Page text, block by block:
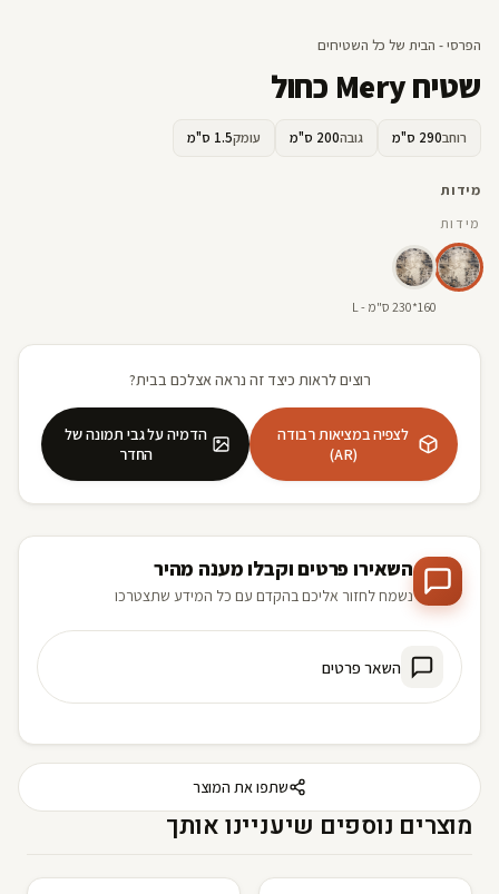
הפרסי - הבית של כל השטיחים
שטיח Mery כחול
רוחב290 ס"מ גובה200 ס"מ עומק1.5 ס"מ
מידות
מידות
160*230 ס"מ - L
רוצים לראות כיצד זה נראה אצלכם בבית?
לצפיה במציאות רבודה
(AR)
הדמיה על גבי תמונה של
החדר
השאירו פרטים וקבלו מענה מהיר
נשמח לחזור אליכם בהקדם עם כל המידע שתצטרכו
השאר פרטים
שתפו את המוצר
מוצרים נוספים שיעניינו אותך